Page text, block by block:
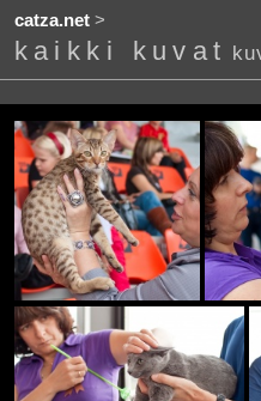
catza.net>
kaikki kuvat